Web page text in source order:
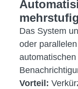
Das System
oder
Vorteil: